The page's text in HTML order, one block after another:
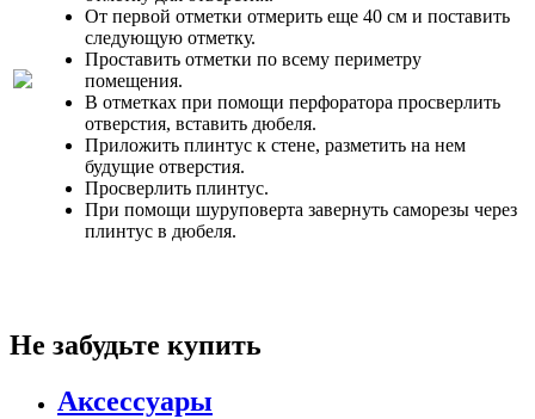
От первой отметки отмерить еще 40 см и поставить
следующую отметку.
Проставить отметки по всему периметру
помещения.
В отметках при помощи перфоратора просверлить
отверстия, вставить дюбеля.
Приложить плинтус к стене, разметить на нем
будущие отверстия.
Просверлить плинтус.
При помощи шуруповерта завернуть саморезы через
плинтус в дюбеля.
Не забудьте купить
Аксессуары